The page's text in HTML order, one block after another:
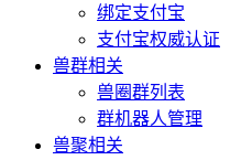
绑定支付宝
支付宝权威认证
兽群相关
兽圈群列表
群机器人管理
兽聚相关